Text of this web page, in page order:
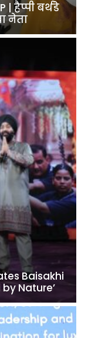
| हैप्पी बर्थडे
नेता
Baisakhi
by Nature’